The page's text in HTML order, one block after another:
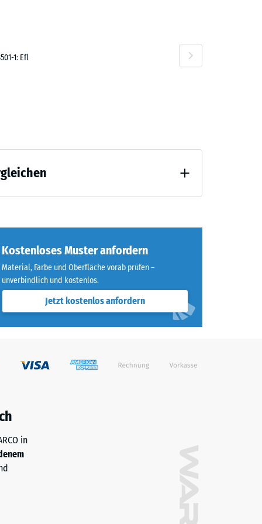
1: Efl
(BS 7188)
Kostenloses Muster anfordern
Material, Farbe und Oberfläche vorab prüfen –
unverbindlich und kostenlos.
Jetzt kostenlos anfordern
in